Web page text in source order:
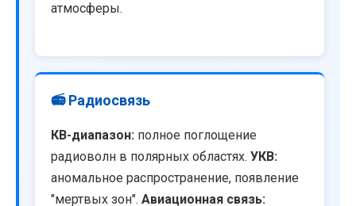
атмосферы.
📻 Радиосвязь
КВ-диапазон: полное поглощение
радиоволн в полярных областях. УКВ:
аномальное распространение, появление
"мертвых зон". Авиационная связь: